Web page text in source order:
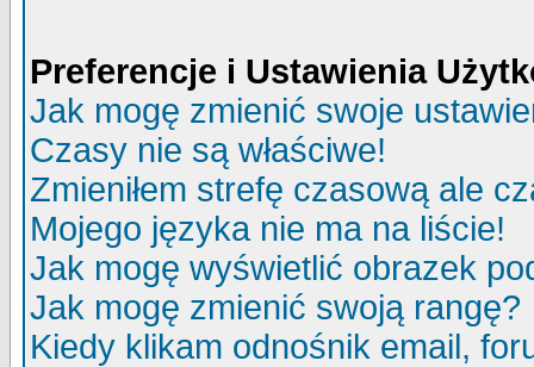
Preferencje i Ustawienia
Jak mogę zmienić swoje
Czasy nie są właściwe!
Zmieniłem strefę czasową ale
Mojego języka nie ma na liście!
Jak mogę wyświetlić obrazek
Jak mogę zmienić swoją rangę?
Kiedy klikam odnośnik email,